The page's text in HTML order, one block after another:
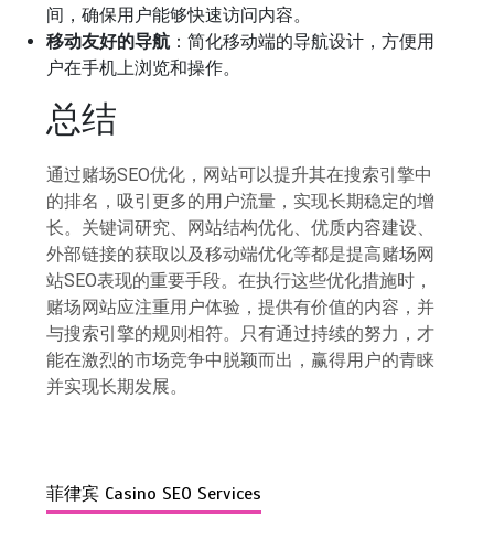
间，确保用户能够快速访问内容。
移动友好的导航 ：简化移动端的导航设计，方便用
户在手机上浏览和操作。
总结
通过赌场SEO优化，网站可以提升其在搜索引擎中
的排名，吸引更多的用户流量，实现长期稳定的增
长。关键词研究、网站结构优化、优质内容建设、
外部链接的获取以及移动端优化等都是提高赌场网
站SEO表现的重要手段。在执行这些优化措施时，
赌场网站应注重用户体验，提供有价值的内容，并
与搜索引擎的规则相符。只有通过持续的努力，才
能在激烈的市场竞争中脱颖而出，赢得用户的青睐
并实现长期发展。
菲律宾 Casino SEO Services